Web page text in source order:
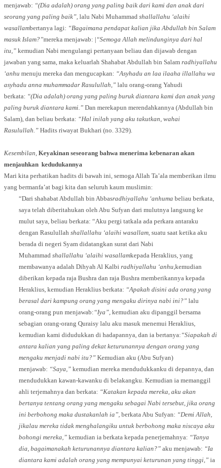
menjawab: “(Dia adalah) orang yang paling baik dari kami dan anak dari
seorang yang paling baik”, lalu Nabi Muhammad shallallahu ‘alaihi
wasallambertanya lagi: “Bagaimana pendapat kalian jika Abdullah bin Salam
masuk Islam?”mereka menjawab: | “Semoga Allah melindunginya dari hal
itu,” kemudian Nabi mengulangi pertanyaan beliau dan dijawab dengan
jawaban yang sama, maka keluarlah Shahabat Abdullah bin Salam radhiyallahu
‘anhu menuju mereka dan mengucapkan: “Asyhadu an laa ilaaha illallahu wa
asyhadu anna muhammadar Rasulullah,” lalu orang-orang Yahudi
berkata: “(Dia adalah) orang yang paling buruk diantara kami dan anak yang
paling buruk diantara kami.” Dan merekapun merendahkannya (Abdullah bin
Salam), dan beliau berkata: “Hal inilah yang aku takutkan, wahai
Rasulullah.” Hadits riwayat Bukhari (no. 3329).
Kesembilan, Keyakinan seseorang bahwa menerima kebenaran akan
menjauhkan kedudukannya
Mari kita perhatikan hadits di bawah ini, semoga Allah Ta’ala memberikan ilmu
yang bermanfa’at bagi kita dan seluruh kaum muslimin:
“Dari shahabat Abdullah bin Abbasradhiyallahu ‘anhuma beliau berkata,
saya telah diberitahukan oleh Abu Sufyan dari mulutnya langsung ke
mulut saya, beliau berkata: “Aku pergi tatkala ada perkara antaraku
dengan Rasulullah shallallahu ‘alaihi wasallam, suatu saat ketika aku
berada di negeri Syam didatangkan surat dari Nabi
Muhammad shallallahu ‘alaihi wasallamkepada Heraklius, yang
membawanya adalah Dihyah Al Kalbi radhiyallahu ‘anhu, kemudian
diberikan kepada raja Bushra dan raja Bushra memberikannya kepada
Heraklius, kemudian Heraklius berkata: “Apakah disini ada orang yang
berasal dari kampung orang yang mengaku dirinya nabi ini?” lalu
orang-orang pun menjawab: “Iya”, kemudian aku dipanggil bersama
sebagian orang-orang Quraisy lalu aku masuk menemui Heraklius,
kemudian kami didudukkan di hadapannya, dan ia bertanya: “Siapakah di
antara kalian yang paling dekat keturunannya dengan orang yang
mengaku menjadi nabi itu?” Kemudian aku (Abu Sufyan)
menjawab: “Saya,” kemudian mereka mendudukkanku di depannya, dan
mendudukkan kawan-kawanku di belakangku. Kemudian ia memanggil
ahli terjemahnya dan berkata: “Katakan kepada mereka, aku akan
bertanya tentang orang yang mengaku sebagai Nabi tersebut, jika orang
ini berbohong maka dustakanlah ia”, berkata Abu Sufyan: “Demi Allah,
jikalau mereka tidak menghalangiku untuk berbohong maka niscaya aku
bohongi mereka,” kemudian ia berkata kepada penerjemahnya: “Tanya
dia, bagaimanakah keturunannya diantara kalian?” aku menjawab: “Ia
diantara kami adalah orang yang mempunyai keturunan yang tinggi,” ia